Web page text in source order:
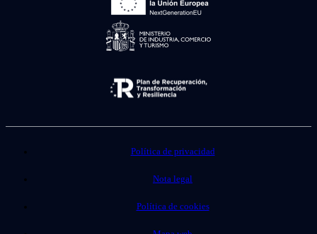
Política de privacidad
Nota legal
Política de cookies